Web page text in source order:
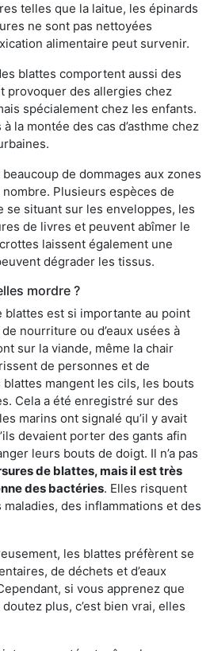
telles que la laitue, les épinards
ne sont pas nettoyées
alimentaire peut survenir.
blattes comportent aussi des
provoquer des allergies chez
spécialement chez les enfants.
la montée des cas d’asthme chez
de dommages aux zones
Plusieurs espèces de
se situant sur les enveloppes, les
de livres et peuvent abîmer le
laissent également une
dégrader les tissus.
mordre ?
blattes est si importante au point
nourriture ou d’eaux usées à
sur la viande, même la chair
de personnes et de
mangent les cils, les bouts
Cela a été enregistré sur des
marins ont signalé qu’il y avait
devaient porter des gants afin
leurs bouts de doigt. Il n’a pas
de blattes, mais il est très
des bactéries. Elles risquent
des inflammations et des
les blattes préfèrent se
de déchets et d’eaux
si vous apprenez que
plus, c’est bien vrai, elles